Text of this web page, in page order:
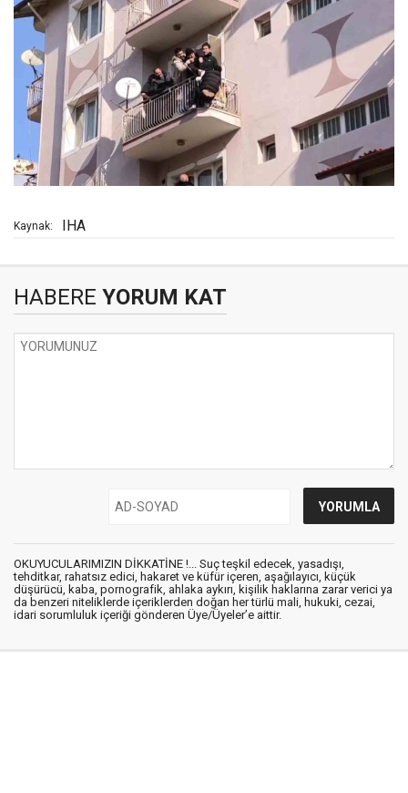
Kaynak: IHA
HABERE YORUM KAT
OKUYUCULARIMIZIN DİKKATİNE !... Suç teşkil edecek, yasadışı,
tehditkar, rahatsız edici, hakaret ve küfür içeren, aşağılayıcı, küçük
düşürücü, kaba, pornografik, ahlaka aykırı, kişilik haklarına zarar verici ya
da benzeri niteliklerde içeriklerden doğan her türlü mali, hukuki, cezai,
idari sorumluluk içeriği gönderen Üye/Üyeler’e aittir.